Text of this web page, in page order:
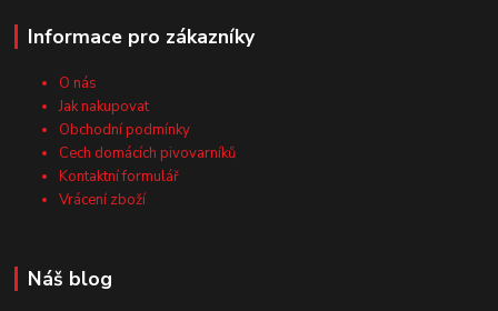
Informace pro zákazníky
O nás
Jak nakupovat
Obchodní podmínky
Cech domácích pivovarníků
Kontaktní formulář
Vrácení zboží
Náš blog